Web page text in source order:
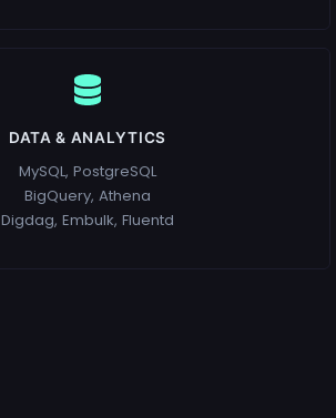
DATA & ANALYTICS
MySQL, PostgreSQL
BigQuery, Athena
Digdag, Embulk, Fluentd